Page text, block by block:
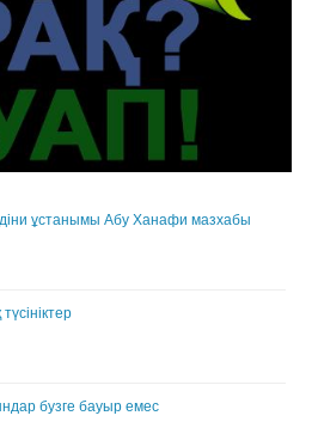
ұстанымы Абу Ханафи мазхабы
бузге бауыр емес